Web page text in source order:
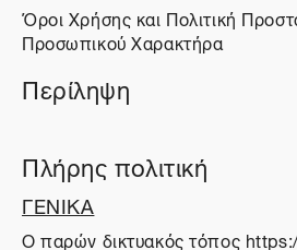
Όροι Χρήσης και Πολιτική
Προσωπικού Χαρακτήρα
Περίληψη
Πλήρης πολιτική
ΓΕΝΙΚΑ
O παρών δικτυακός τόπος